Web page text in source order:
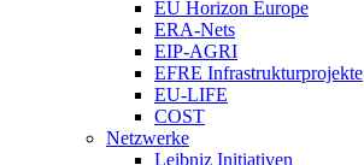
EU Horizon Europe
ERA-Nets
EIP-AGRI
EFRE Infrastrukturprojekte
EU-LIFE
COST
Netzwerke
Leibniz Initiativen